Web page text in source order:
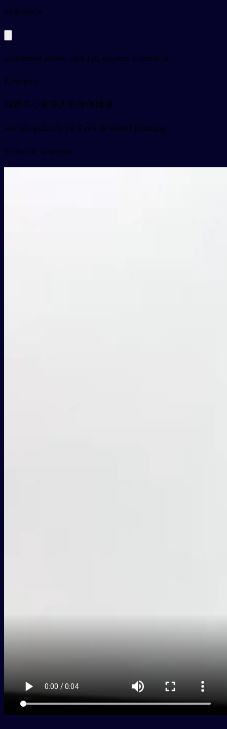
pyguānxīn
concerned about, care for, express interest in
Ejemplos
我很关心家里人的身体健康
wǒ hěn guānxīn jiā lǐ rén de shēntǐ jiànkāng
Vídeo de la tarjeta